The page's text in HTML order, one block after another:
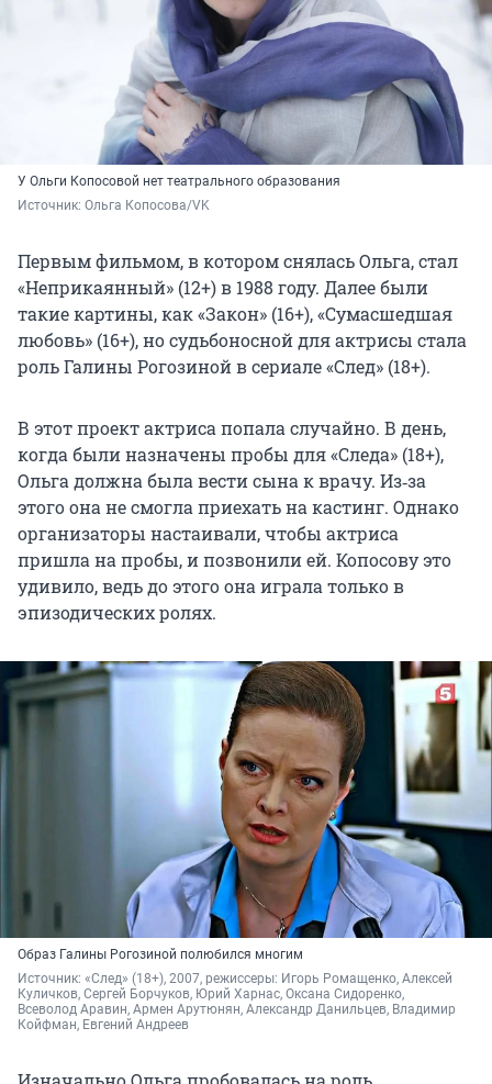
У Ольги Копосовой нет театрального образования
Источник: Ольга Копосова/VK
Первым фильмом, в котором снялась Ольга, стал
«Неприкаянный» (12+) в 1988 году. Далее были
такие картины, как «Закон» (16+), «Сумасшедшая
любовь» (16+), но судьбоносной для актрисы стала
роль Галины Рогозиной в сериале «След» (18+).
В этот проект актриса попала случайно. В день,
когда были назначены пробы для «Следа» (18+),
Ольга должна была вести сына к врачу. Из‑за
этого она не смогла приехать на кастинг. Однако
организаторы настаивали, чтобы актриса
пришла на пробы, и позвонили ей. Копосову это
удивило, ведь до этого она играла только в
эпизодических ролях.
Образ Галины Рогозиной полюбился многим
Источник: «След» (18+), 2007, режиссеры: Игорь Ромащенко, Алексей
Куличков, Сергей Борчуков, Юрий Харнас, Оксана Сидоренко,
Всеволод Аравин, Армен Арутюнян, Александр Данильцев, Владимир
Койфман, Евгений Андреев